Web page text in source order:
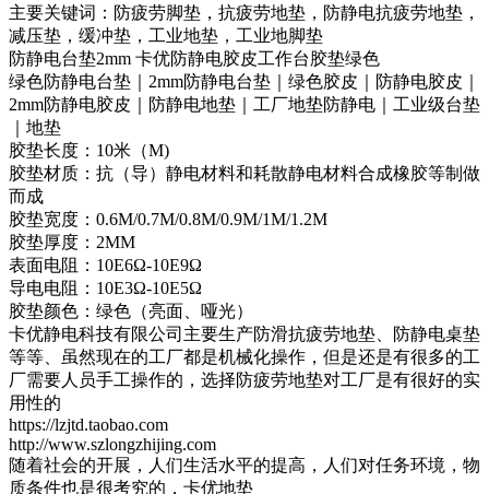
主要关键词：防疲劳脚垫，抗疲劳地垫，防静电抗疲劳地垫，
减压垫，缓冲垫，工业地垫，工业地脚垫
防静电台垫2mm 卡优防静电胶皮工作台胶垫绿色
绿色防静电台垫｜2mm防静电台垫｜绿色胶皮｜防静电胶皮｜
2mm防静电胶皮｜防静电地垫｜工厂地垫防静电｜工业级台垫
｜地垫
胶垫长度：10米（M)
胶垫材质：抗（导）静电材料和耗散静电材料合成橡胶等制做
而成
胶垫宽度：0.6M/0.7M/0.8M/0.9M/1M/1.2M
胶垫厚度：2MM
表面电阻：10E6Ω-10E9Ω
导电电阻：10E3Ω-10E5Ω
胶垫颜色：绿色（亮面、哑光）
卡优静电科技有限公司主要生产防滑抗疲劳地垫、防静电桌垫
等等、虽然现在的工厂都是机械化操作，但是还是有很多的工
厂需要人员手工操作的，选择防疲劳地垫对工厂是有很好的实
用性的
https://lzjtd.taobao.com
http://www.szlongzhijing.com
随着社会的开展，人们生活水平的提高，人们对任务环境，物
质条件也是很考究的，卡优地垫